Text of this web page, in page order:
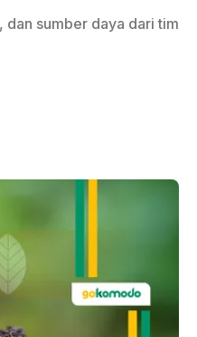
dan sumber daya dari tim